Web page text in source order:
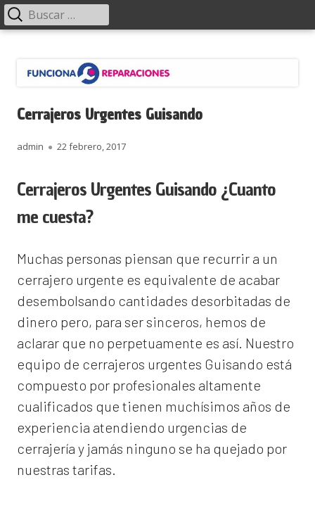
contenido
Menú
principal Buscar:
Cerrajeros Urgentes Guisando
Autor
admin
Publicado
22 febrero, 2017
Cerrajeros Urgentes Guisando ¿Cuanto
me cuesta?
Muchas personas piensan que recurrir a un
cerrajero urgente es equivalente de acabar
desembolsando cantidades desorbitadas de
dinero pero, para ser sinceros, hemos de
aclarar que no perpetuamente es así. Nuestro
equipo de cerrajeros urgentes Guisando está
compuesto por profesionales altamente
cualificados que tienen muchísimos años de
experiencia atendiendo urgencias de
cerrajería y jamás ninguno se ha quejado por
nuestras tarifas.